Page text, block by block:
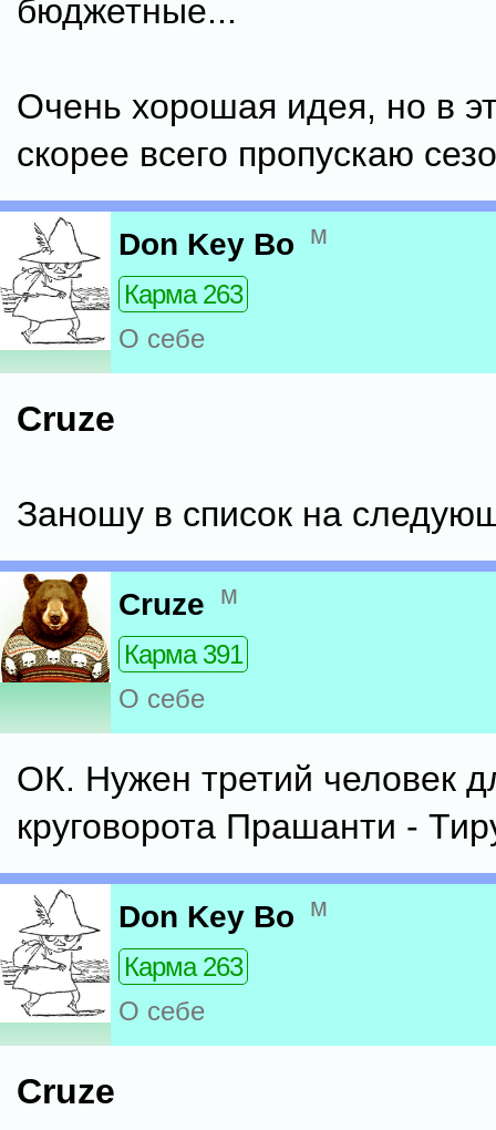
бюджетные...
Очень хорошая идея, но в
скорее всего пропускаю
Don Key Bo м
Карма 263
О себе
Cruze
Заношу в список на
Cruze м
Карма 391
О себе
ОК. Нужен третий человек
круговорота Прашанти -
Don Key Bo м
Карма 263
О себе
Cruze